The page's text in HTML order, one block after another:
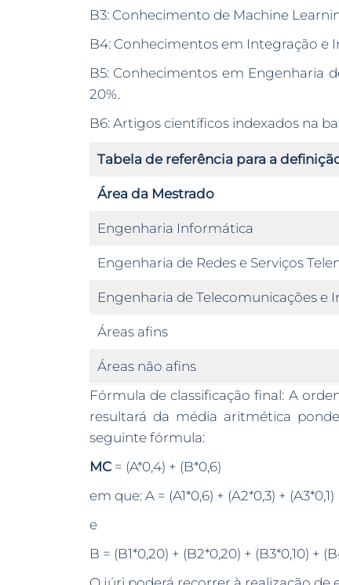
B3: Conhecimento de Machine
B4: Conhecimentos em Integração e
B5: Conhecimentos em Engenharia
20%.
B6: Artigos científicos indexados na
Tabela de referência para a
Área da Mestrado
Engenharia Informática
Engenharia de Redes e Serviços
Engenharia de Telecomunicações e
Áreas afins
Áreas não afins
Fórmula de classificação final: A
resultará da média aritmética
seguinte fórmula:
MC = (A*0,4) + (B*0,6)
em que: A = (A1*0,6) + (A2*0,3) + (A3*0,1)
e
B = (B1*0,20) + (B2*0,20) + (B3*0,10) +